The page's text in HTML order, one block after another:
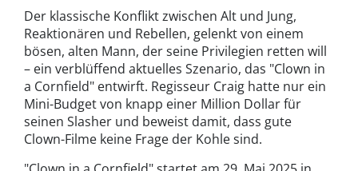
Der klassische Konflikt zwischen Alt und Jung,
Reaktionären und Rebellen, gelenkt von einem
bösen, alten Mann, der seine Privilegien retten will
– ein verblüffend aktuelles Szenario, das "Clown in
a Cornfield" entwirft. Regisseur Craig hatte nur ein
Mini-Budget von knapp einer Million Dollar für
seinen Slasher und beweist damit, dass gute
Clown-Filme keine Frage der Kohle sind.